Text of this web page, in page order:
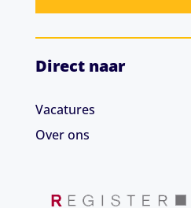
Direct naar
Vacatures
Over ons